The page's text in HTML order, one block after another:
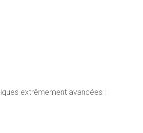
extrêmement avancées :